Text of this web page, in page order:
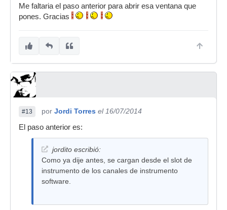
Me faltaria el paso anterior para abrir esa ventana que
pones. Gracias
#13 por Jordi Torres el 16/07/2014
El paso anterior es:
jordito escribió:
Como ya dije antes, se cargan desde el slot de
instrumento de los canales de instrumento
software.